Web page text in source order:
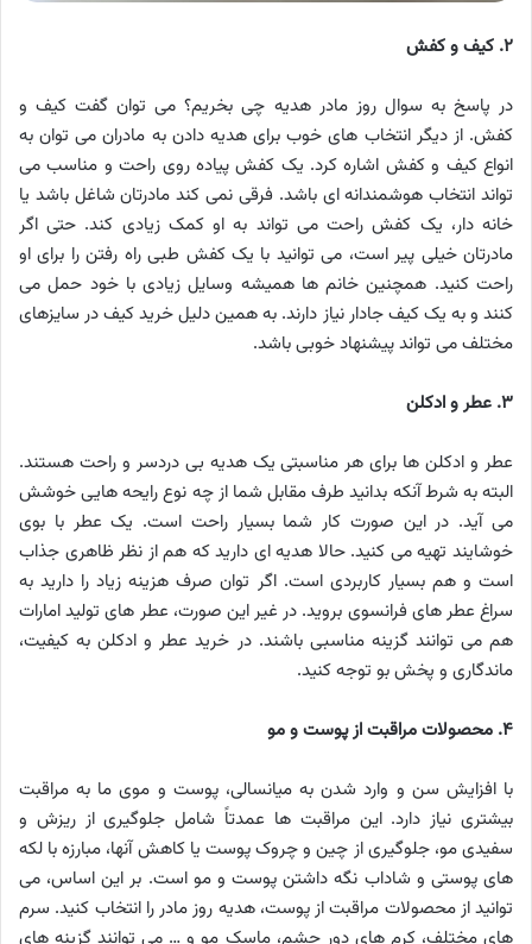
۲. کیف و کفش
در پاسخ به سوال روز مادر هدیه چی بخریم؟ می توان گفت کیف و
کفش. از دیگر انتخاب های خوب برای هدیه دادن به مادران می توان به
انواع کیف و کفش اشاره کرد. یک کفش پیاده روی راحت و مناسب می
تواند انتخاب هوشمندانه ای باشد. فرقی نمی کند مادرتان شاغل باشد یا
خانه دار، یک کفش راحت می تواند به او کمک زیادی کند. حتی اگر
مادرتان خیلی پیر است، می توانید با یک کفش طبی راه رفتن را برای او
راحت کنید. همچنین خانم ها همیشه وسایل زیادی با خود حمل می
کنند و به یک کیف جادار نیاز دارند. به همین دلیل خرید کیف در سایزهای
مختلف می تواند پیشنهاد خوبی باشد.
۳. عطر و ادکلن
عطر و ادکلن ها برای هر مناسبتی یک هدیه بی دردسر و راحت هستند.
البته به شرط آنکه بدانید طرف مقابل شما از چه نوع رایحه هایی خوشش
می آید. در این صورت کار شما بسیار راحت است. یک عطر با بوی
خوشایند تهیه می کنید. حالا هدیه ای دارید که هم از نظر ظاهری جذاب
است و هم بسیار کاربردی است. اگر توان صرف هزینه زیاد را دارید به
سراغ عطر های فرانسوی بروید. در غیر این صورت، عطر های تولید امارات
هم می توانند گزینه مناسبی باشند. در خرید عطر و ادکلن به کیفیت،
ماندگاری و پخش بو توجه کنید.
۴. محصولات مراقبت از پوست و مو
با افزایش سن و وارد شدن به میانسالی، پوست و موی ما به مراقبت
بیشتری نیاز دارد. این مراقبت ها عمدتاً شامل جلوگیری از ریزش و
سفیدی مو، جلوگیری از چین و چروک پوست یا کاهش آنها، مبارزه با لکه
های پوستی و شاداب نگه داشتن پوست و مو است. بر این اساس، می
توانید از محصولات مراقبت از پوست، هدیه روز مادر را انتخاب کنید. سرم